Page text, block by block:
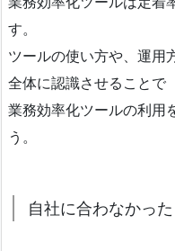
す。
ツールの使い方や、運用
全体に認識させることで
業務効率化ツールの利用
う。
自社に合わなかっ